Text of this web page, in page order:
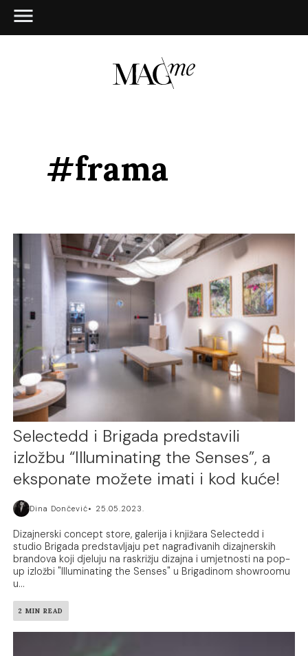
#frama
Selectedd i Brigada predstavili
izložbu “Illuminating the Senses”, a
eksponate možete imati i kod kuće!
Dina Dončević 25.05.2023.
Dizajnerski concept store, galerija i knjižara Selectedd i
studio Brigada predstavljaju pet nagrađivanih dizajnerskih
brandova koji djeluju na raskrižju dizajna i umjetnosti na pop-
up izložbi "Illuminating the Senses" u Brigadinom showroomu
u...
2 MIN READ